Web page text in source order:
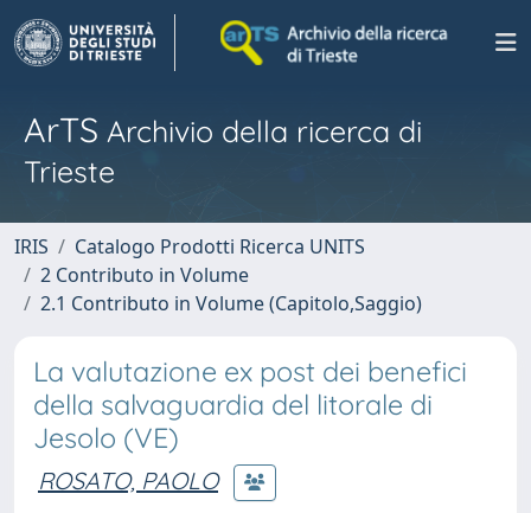
ArTS Archivio della ricerca di
Trieste
IRIS
Catalogo Prodotti Ricerca UNITS
2 Contributo in Volume
2.1 Contributo in Volume (Capitolo,Saggio)
La valutazione ex post dei benefici
della salvaguardia del litorale di
Jesolo (VE)
ROSATO, PAOLO